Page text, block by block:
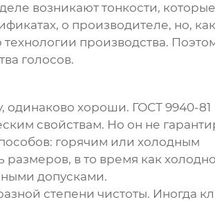
возникают тонкости, которые
о производителе, но, как
производства.
голосов.
одинаково хороши. ГОСТ 9940-81
свойствам. Но он не
горячим или холодным
в то время как
допусками.
степени чистоты. Иногда